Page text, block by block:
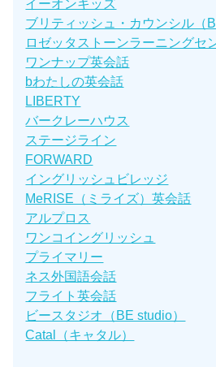
イーオンキッズ
ブリティッシュ・カウンシル（
ロゼッタストーンラーニングセ
ワンナップ英会話
bわたしの英会話
LIBERTY
バークレーハウス
ステージライン
FORWARD
イングリッシュビレッジ
MeRISE（ミライズ）英会話
アルプロス
ワンコイングリッシュ
プライマリー
ネス外国語会話
フライト英会話
ビースタジオ（BE studio）
Catal（キャタル）